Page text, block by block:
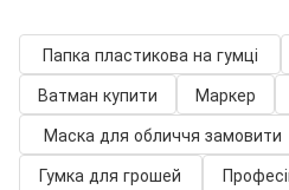
Папка пластикова на гумці
Ватман купити
Маркер
Маска для обличчя замовити
Гумка для грошей